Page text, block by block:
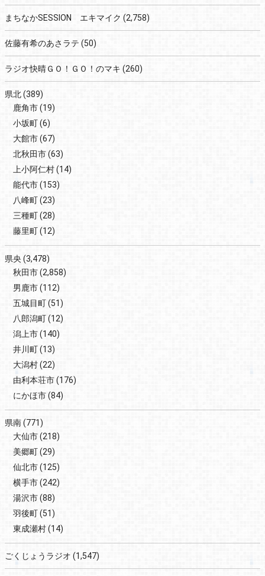
まちなかSESSION エキマイク (2,758)
佐藤有希のあさラテ (50)
ラジオ快晴ＧＯ！ＧＯ！のマキ (260)
県北(389)
鹿角市(19)
小坂町(6)
大館市(67)
北秋田市(63)
上小阿仁村(14)
能代市(153)
八峰町(23)
三種町(28)
藤里町(12)
県央(3,478)
秋田市(2,858)
男鹿市(112)
五城目町(51)
八郎潟町(12)
潟上市(140)
井川町(13)
大潟村(22)
由利本荘市(176)
にかほ市(84)
県南(771)
大仙市(218)
美郷町(29)
仙北市(125)
横手市(242)
湯沢市(88)
羽後町(51)
東成瀬村(14)
ごくじょうラジオ (1,547)